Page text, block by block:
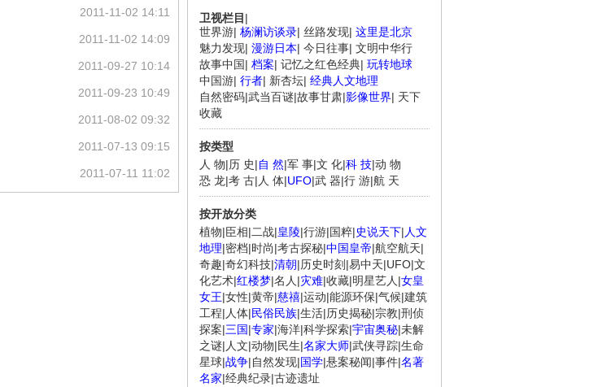
卫视栏目 |
世界游| 杨澜访谈录| 丝路发现| 这里是北京
魅力发现| 漫游日本| 今日往事| 文明中华行
故事中国| 档案| 记忆之红色经典| 玩转地球
中国游| 行者| 新杏坛| 经典人文地理
自然密码|武当百谜|故事甘肃|影像世界| 天下
收藏
按类型
人 物|历 史|自 然|军 事|文 化|科 技|动 物
恐 龙|考 古| 人 体|UFO|武 器|行 游|航 天
按开放分类
植物|臣相|二战|皇陵|行游|国粹|史说天下| 人文
地理|密档|时尚|考古探秘|中国皇帝|航空航天|
奇趣|奇幻科技|清朝|历史时刻 |易中天|UFO|文
化艺术|红楼梦|名人 |灾难|收藏|明星艺人 |女皇
女王|女性|黄帝|慈禧|运动|能源环保|气候|建筑
工程| 人体|民俗民族|生活|历史揭秘|宗教|刑侦
探案|三国|专家|海洋|科学探索|宇宙奥秘|未解
之谜| 人文|动物|民生|名家大师|武侠寻踪|生命
星球|战争|自然发现|国学|悬案秘闻|事件|名著
名家|经典纪录|古迹遗址
2011-11-02 14:11
2011-11-02 14:09
2011-09-27 10:14
2011-09-23 10:49
2011-08-02 09:32
2011-07-13 09:15
2011-07-11 11:02